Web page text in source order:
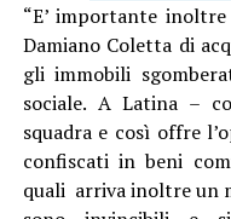
“E’ importante
Damiano Coletta di
gli immobili
sociale. A Latina –
squadra e così offre
confiscati in beni
quali arriva inoltre un